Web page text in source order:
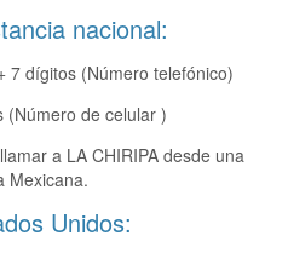
nacional:
7 dígitos (Número telefónico)
(Número de celular )
a LA CHIRIPA desde una
Mexicana.
Unidos: